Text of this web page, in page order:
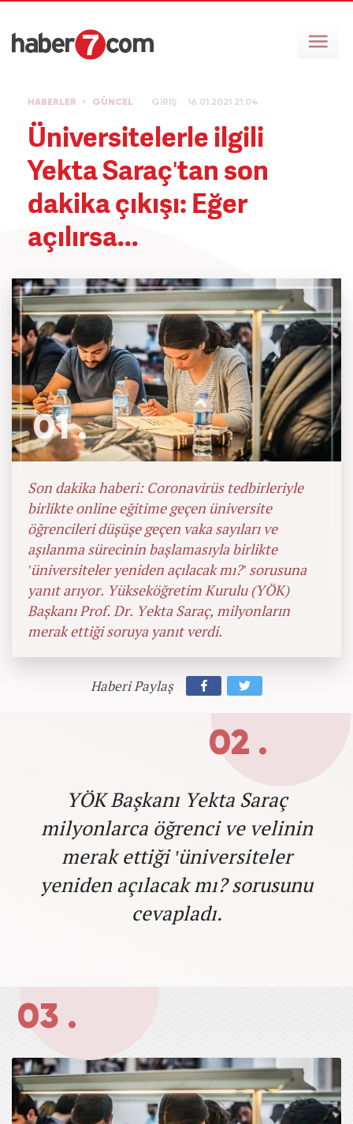
HABERLER GÜNCEL GİRİŞ 16.01.2021 21:04
Üniversitelerle ilgili
Yekta Saraç'tan son
dakika çıkışı: Eğer
açılırsa...
01 .
Son dakika haberi: Coronavirüs tedbirleriyle
birlikte online eğitime geçen üniversite
öğrencileri düşüşe geçen vaka sayıları ve
aşılanma sürecinin başlamasıyla birlikte
'üniversiteler yeniden açılacak mı?' sorusuna
yanıt arıyor. Yükseköğretim Kurulu (YÖK)
Başkanı Prof. Dr. Yekta Saraç, milyonların
merak ettiği soruya yanıt verdi.
Haberi Paylaş
02 .
YÖK Başkanı Yekta Saraç
milyonlarca öğrenci ve velinin
merak ettiği 'üniversiteler
yeniden açılacak mı? sorusunu
cevapladı.
03 .